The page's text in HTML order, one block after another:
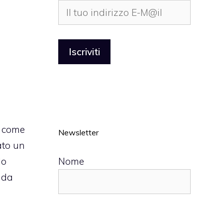
un
Newsletter
Nome